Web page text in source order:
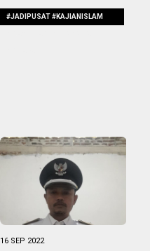
#JADIPUSAT #KAJIANISLAM
16 SEP 2022